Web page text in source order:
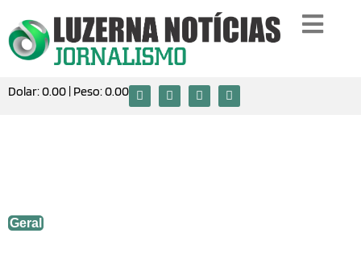
Dolar:0.00 | Peso:0.00
Geral